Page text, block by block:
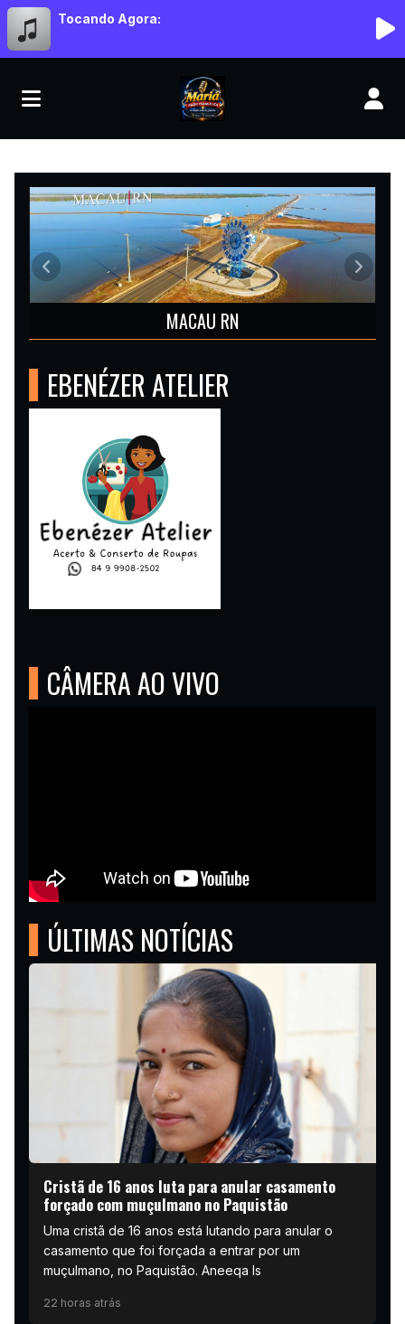
Tocando Agora:
MORIÁ RÁDIO EVANGÉLICA
MACAU RN
Anterior
EBENÉZER ATELIER
CÂMERA AO VIVO
ÚLTIMAS NOTÍCIAS
Cristã de 16 anos luta para anular casamento
forçado com muçulmano no Paquistão
Uma cristã de 16 anos está lutando para anular o
casamento que foi forçada a entrar por um
muçulmano, no Paquistão. Aneeqa Is
22 horas atrás